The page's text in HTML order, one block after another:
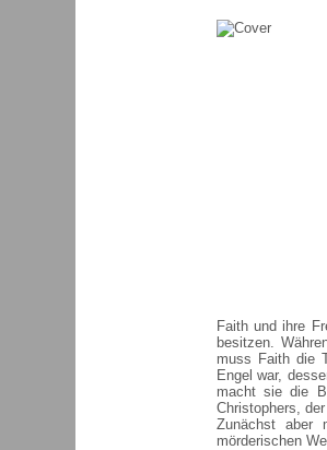
Faith und ihre
besitzen.
muss Faith die
Engel war,
macht sie die
Christophers,
Zunächst aber
mörderischen